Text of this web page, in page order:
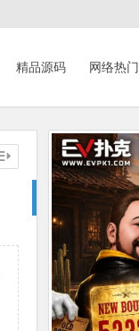
精品源码 网络热门